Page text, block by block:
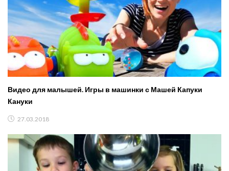
Видео для малышей. Игры в машинки с Машей Капуки
Кануки
27.03.2018